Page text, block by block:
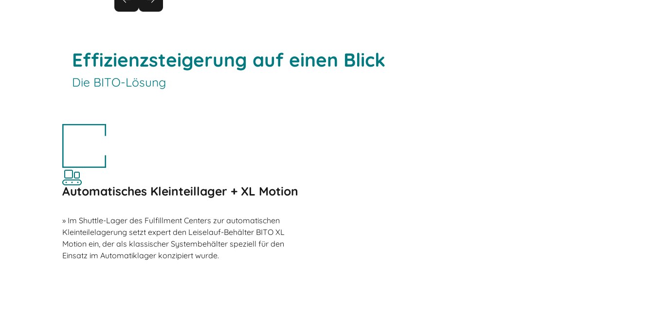
Effizienzsteigerung auf einen Blick
Die BITO-Lösung
Automatisches Kleinteillager + XL Motion
» Im Shuttle-Lager des Fulfillment Centers zur automatischen
Kleinteilelagerung setzt expert den Leiselauf-Behälter BITO XL
Motion ein, der als klassischer Systembehälter speziell für den
Einsatz im Automatiklager konzipiert wurde.